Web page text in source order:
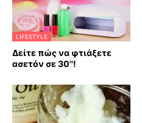
LIFESTYLE
Δείτε πώς να φτιάξετε
ασετόν σε 30''!